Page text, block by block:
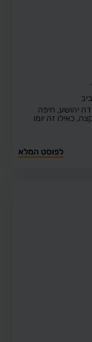
יהושע, חיפה
כאילו זה יומו
לפוסט המלא